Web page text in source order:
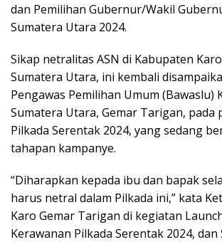
dan Pemilihan Gubernur/Wakil
Sumatera Utara 2024.
Sikap netralitas ASN di Kabupaten
Sumatera Utara, ini kembali
Pengawas Pemilihan Umum (Bawaslu)
Sumatera Utara, Gemar Tarigan, pada
Pilkada Serentak 2024, yang sedang
tahapan kampanye.
“Diharapkan kepada ibu dan bapak
harus netral dalam Pilkada ini,” kata
Karo Gemar Tarigan di kegiatan
Kerawanan Pilkada Serentak 2024, dan